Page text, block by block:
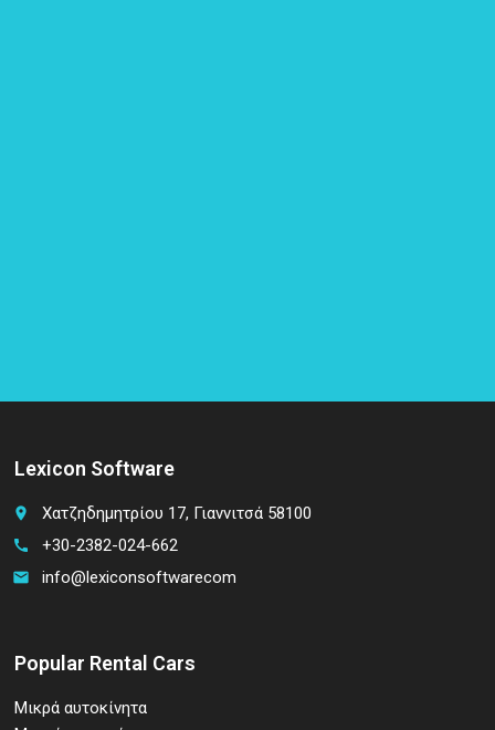
Lexicon Software
place Χατζηδημητρίου 17, Γιαννιτσά 58100
call +30-2382-024-662
email info@lexiconsoftwarecom
Popular Rental Cars
Μικρά αυτοκίνητα